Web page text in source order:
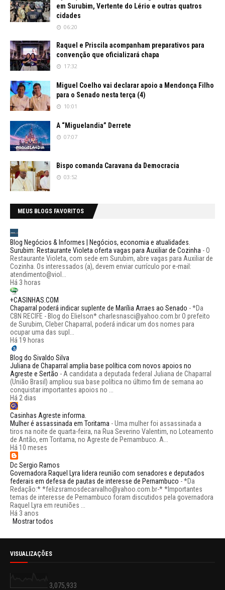
em Surubim, Vertente do Lério e outras quatros
cidades
06:20
Raquel e Priscila acompanham preparativos para
convenção que oficializará chapa
17:32
Miguel Coelho vai declarar apoio a Mendonça Filho
para o Senado nesta terça (4)
10:01
A “Miguelandia” Derrete
07:07
Bispo comanda Caravana da Democracia
03:52
MEUS BLOGS FAVORITOS
Blog Negócios & Informes | Negócios, economia e atualidades.
Surubim: Restaurante Violeta oferta vagas para Auxiliar de Cozinha -O
Restaurante Violeta, com sede em Surubim, abre vagas para Auxiliar de
Cozinha. Os interessados (a), devem enviar currículo por e-mail:
atendimento@viol...
Há 3 horas
+CASINHAS.COM
Chaparral poderá indicar suplente de Marília Arraes ao Senado -*Da
CBN RECIFE - Blog do Elielson* charlesnasci@yahoo.com.br O prefeito
de Surubim, Cleber Chaparral, poderá indicar um dos nomes para
ocupar uma das supl...
Há 19 horas
Blog do Sivaldo Silva
Juliana de Chaparral amplia base política com novos apoios no
Agreste e Sertão - A candidata a deputada federal Juliana de Chaparral
(União Brasil) ampliou sua base política no último fim de semana ao
conquistar importantes apoios no ...
Há 2 dias
Casinhas Agreste informa.
Mulher é assassinada em Toritama -Uma mulher foi assassinada a
tiros na noite de quarta-feira, na Rua Severino Valentim, no Loteamento
de Antão, em Toritama, no Agreste de Pernambuco. A...
Há 10 meses
Dc Sergio Ramos
Governadora Raquel Lyra lidera reunião com senadores e deputados
federais em defesa de pautas de interesse de Pernambuco -*Da
Redação:* *felizsramosdecarvalho@yahoo.com.br-* *Importantes
temas de interesse de Pernambuco foram discutidos pela governadora
Raquel Lyra em reuniões ...
Há 3 anos
Mostrar todos
VISUALIZAÇÕES
3,075,933